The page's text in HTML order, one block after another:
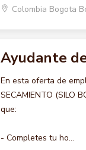
Colombia Bogota
Ayudante
En esta oferta de
SECAMIENTO (SILO
que:
- Completes tu ho...